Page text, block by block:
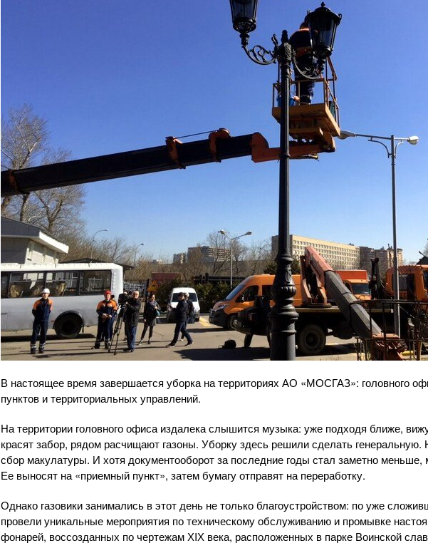
В настоящее время завершается уборка на территориях АО «МОСГАЗ»: головного
пунктов и территориальных управлений.
На территории головного офиса издалека слышится музыка: уже подходя ближе,
красят забор, рядом расчищают газоны. Уборку здесь решили сделать генеральную.
сбор макулатуры. И хотя документооборот за последние годы стал заметно
Ее выносят на «приемный пункт», затем бумагу отправят на переработку.
Однако газовики занимались в этот день не только благоустройством: по уже
провели уникальные мероприятия по техническому обслуживанию и промывке
фонарей, воссозданных по чертежам ХIХ века, расположенных в парке Воинской